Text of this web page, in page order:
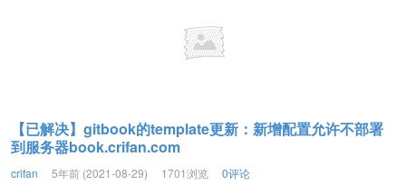
【已解决】gitbook的template更新：新增配置允许不部署
到服务器book.crifan.com
crifan 5年前 (2021-08-29) 1701浏览 0评论